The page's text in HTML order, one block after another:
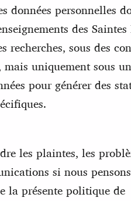
données personnelles
des
sous des
uniquement sous
pour générer des
les plaintes, les
si nous
la présente politique de